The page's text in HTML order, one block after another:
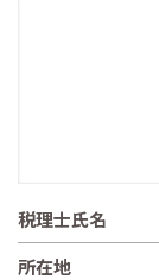
税理士氏名
所在地